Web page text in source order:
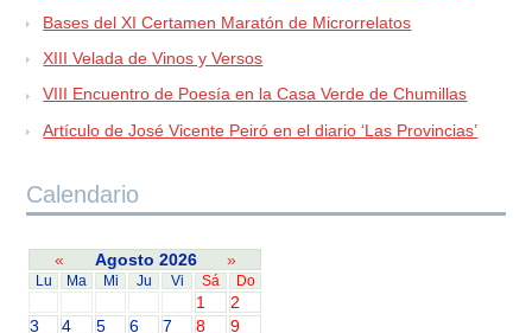
Bases del XI Certamen Maratón de Microrrelatos
XIII Velada de Vinos y Versos
VIII Encuentro de Poesía en la Casa Verde de Chumillas
Artículo de José Vicente Peiró en el diario ‘Las Provincias’
Calendario
« Agosto 2026 »
Lu Ma Mi Ju Vi Sá Do
1
2
3
4 5 6 7 8
9